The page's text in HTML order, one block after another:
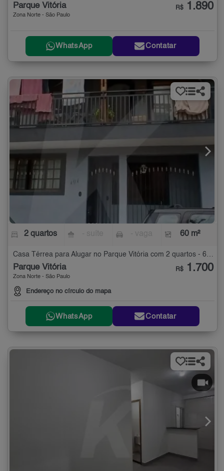
Parque Vitória
Zona Norte - São Paulo
R$ 1.890
WhatsApp Contatar
2 quartos 60 m²
Casa Térrea para Alugar no Parque Vitória com 2 quartos - 60 m²
Parque Vitória
Zona Norte - São Paulo
Endereço no círculo do mapa
R$ 1.700
WhatsApp Contatar